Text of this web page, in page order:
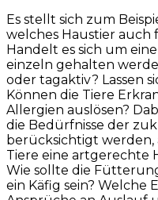
Es stellt sich zum
welches Haustier auch
Handelt es sich um
einzeln gehalten
oder tagaktiv? Lassen
Können die Tiere
Allergien auslösen?
die Bedürfnisse der
berücksichtigt werden,
Tiere eine artgerechte
Wie sollte die
ein Käfig sein? Welche